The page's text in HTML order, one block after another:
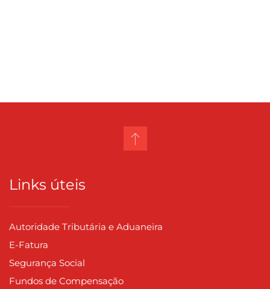
Links úteis
Autoridade Tributária e Aduaneira
E-Fatura
Segurança Social
Fundos de Compensação